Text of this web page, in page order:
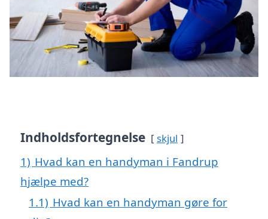
Indholdsfortegnelse skjul
1) Hvad kan en handyman i Fandrup
hjælpe med?
1.1) Hvad kan en handyman gøre for